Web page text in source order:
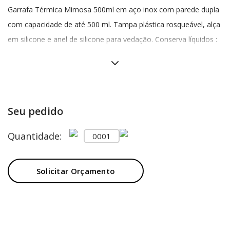
Garrafa Térmica Mimosa 500ml em aço inox com parede dupla
com capacidade de até 500 ml. Tampa plástica rosqueável, alça
em silicone e anel de silicone para vedação. Conserva líquidos :
Seu pedido
Quantidade:
Solicitar Orçamento